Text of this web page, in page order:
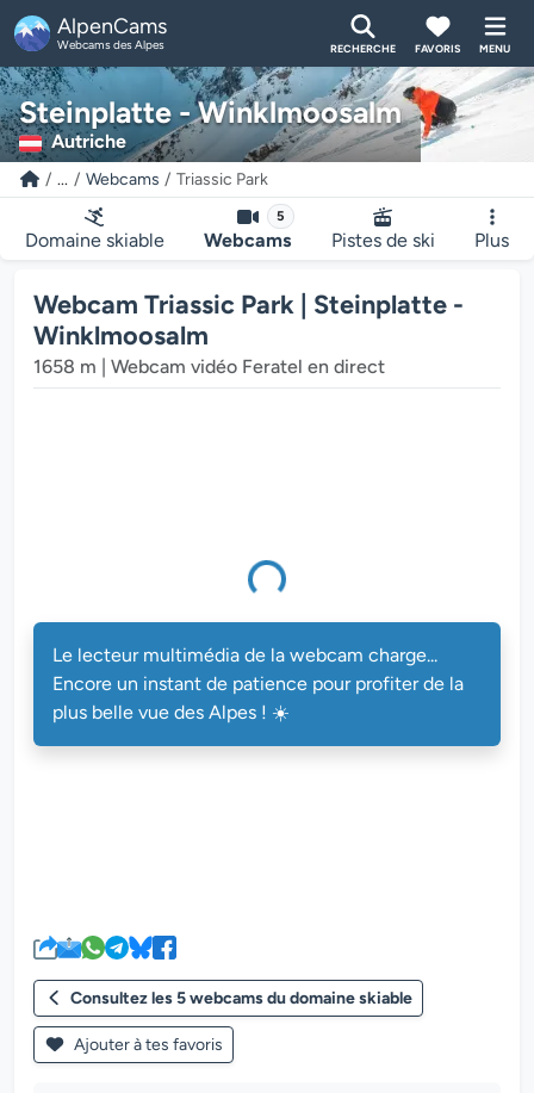
AlpenCams
Webcams des Alpes RECHERCHE FAVORIS MENU
Steinplatte - Winklmoosalm
Autriche
... Webcams Triassic Park
Domaine skiable
5
Webcams Pistes de ski Plus
Webcam Triassic Park | Steinplatte -
Winklmoosalm
1658 m | Webcam vidéo Feratel en direct
de la webcam charge...
Le lecteur multimédia de la webcam charge...
Encore un instant de patience pour profiter de la
plus belle vue des Alpes ! ☀️
Consultez les 5 webcams du domaine skiable
Ajouter à tes favoris